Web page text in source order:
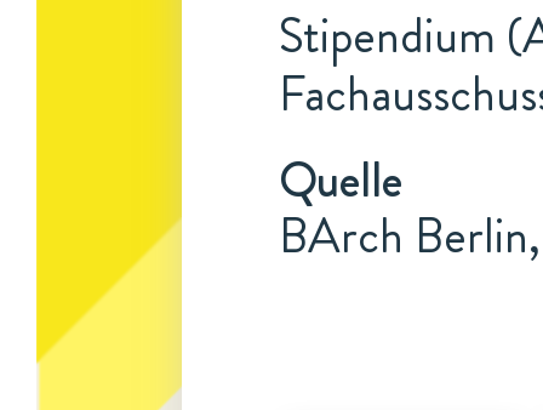
Stipendium
Quelle
BArch